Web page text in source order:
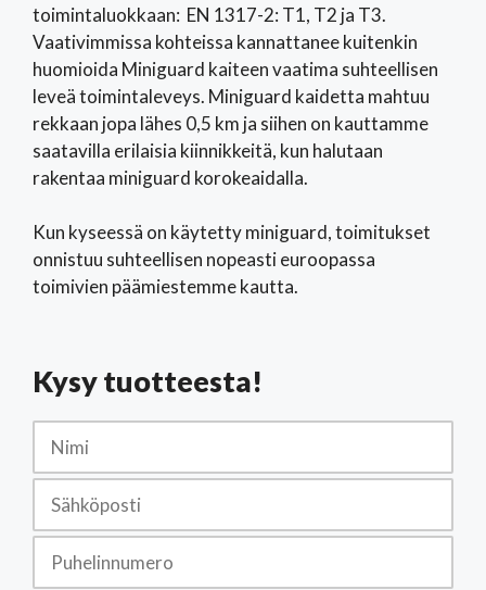
toimintaluokkaan: EN 1317-2: T1, T2 ja T3.
Vaativimmissa kohteissa kannattanee kuitenkin
huomioida Miniguard kaiteen vaatima suhteellisen
leveä toimintaleveys. Miniguard kaidetta mahtuu
rekkaan jopa lähes 0,5 km ja siihen on kauttamme
saatavilla erilaisia kiinnikkeitä, kun halutaan
rakentaa miniguard korokeaidalla.
Kun kyseessä on käytetty miniguard, toimitukset
onnistuu suhteellisen nopeasti euroopassa
toimivien päämiestemme kautta.
Kysy tuotteesta!